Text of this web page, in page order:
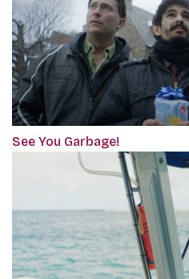
See You Garbage!